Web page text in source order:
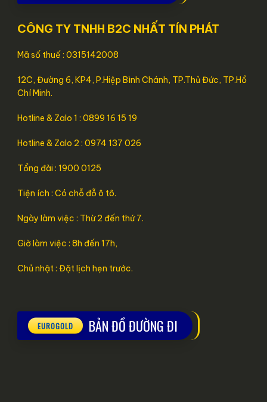
CÔNG TY TNHH B2C NHẤT TÍN PHÁT
Mã số thuế : 0315142008
12C, Đường 6, KP4, P.Hiệp Bình Chánh, TP.Thủ Đức, TP.Hồ
Chí Minh.
Hotline & Zalo 1 : 0899 16 15 19
Hotline & Zalo 2 : 0974 137 026
Tổng đài : 1900 0125
Tiện ích : Có chỗ đỗ ô tô.
Ngày làm việc : Thừ 2 đến thứ 7.
Giờ làm việc : 8h đến 17h,
Chủ nhật : Đặt lịch hẹn trước.
BẢN ĐỒ ĐƯỜNG ĐI